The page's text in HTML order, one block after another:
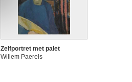
Zelfportret met palet
Willem Paerels